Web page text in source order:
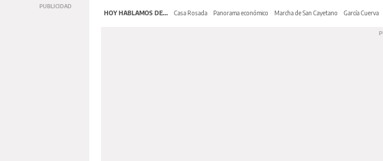
HOY HABLAMOS DE... Casa Rosada Panorama económico Marcha de San Cayetano García Cuerva